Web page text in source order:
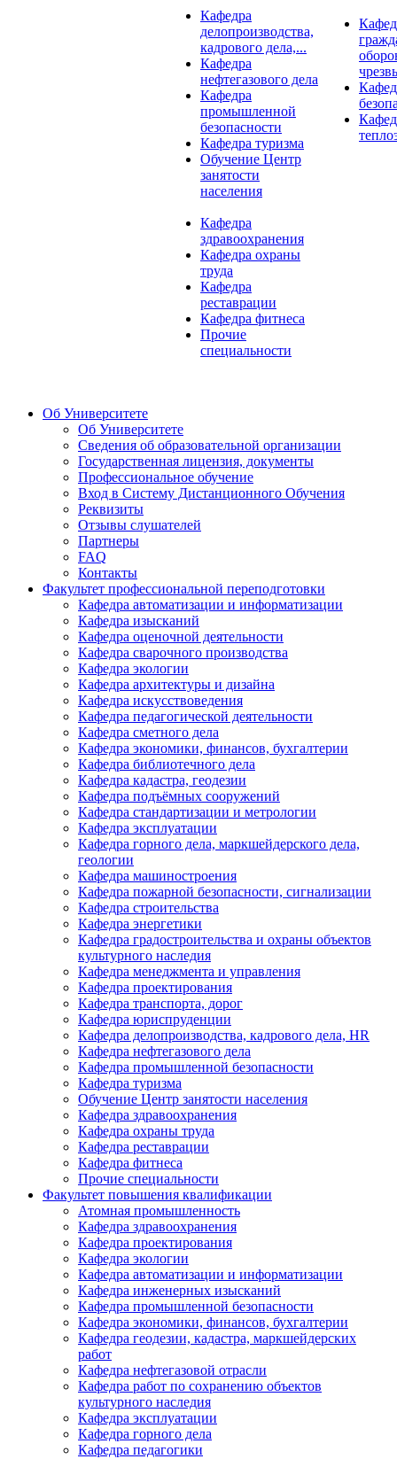
Кафедра
делопроизводства,
кадрового дела,...
Кафедра
нефтегазового дела
Кафедра
промышленной
безопасности
Кафедра туризма
Обучение Центр
занятости
населения
Кафедра
здравоохранения
Кафедра охраны
труда
Кафедра
реставрации
Кафедра фитнеса
Прочие
специальности
Об Университете
Об Университете
Сведения об образовательной организации
Государственная лицензия, документы
Профессиональное обучение
Вход в Систему Дистанционного Обучения
Реквизиты
Отзывы слушателей
Партнеры
FAQ
Контакты
Факультет профессиональной переподготовки
Кафедра автоматизации и информатизации
Кафедра изысканий
Кафедра оценочной деятельности
Кафедра сварочного производства
Кафедра экологии
Кафедра архитектуры и дизайна
Кафедра искусствоведения
Кафедра педагогической деятельности
Кафедра сметного дела
Кафедра экономики, финансов, бухгалтерии
Кафедра библиотечного дела
Кафедра кадастра, геодезии
Кафедра подъёмных сооружений
Кафедра стандартизации и метрологии
Кафедра эксплуатации
Кафедра горного дела, маркшейдерского дела,
геологии
Кафедра машиностроения
Кафедра пожарной безопасности, сигнализации
Кафедра строительства
Кафедра энергетики
Кафедра градостроительства и охраны объектов
культурного наследия
Кафедра менеджмента и управления
Кафедра проектирования
Кафедра транспорта, дорог
Кафедра юриспруденции
Кафедра делопроизводства, кадрового дела, HR
Кафедра нефтегазового дела
Кафедра промышленной безопасности
Кафедра туризма
Обучение Центр занятости населения
Кафедра здравоохранения
Кафедра охраны труда
Кафедра реставрации
Кафедра фитнеса
Прочие специальности
Факультет повышения квалификации
Атомная промышленность
Кафедра здравоохранения
Кафедра проектирования
Кафедра экологии
Кафедра автоматизации и информатизации
Кафедра инженерных изысканий
Кафедра промышленной безопасности
Кафедра экономики, финансов, бухгалтерии
Кафедра геодезии, кадастра, маркшейдерских
работ
Кафедра нефтегазовой отрасли
Кафедра работ по сохранению объектов
культурного наследия
Кафедра эксплуатации
Кафедра горного дела
Кафедра педагогики